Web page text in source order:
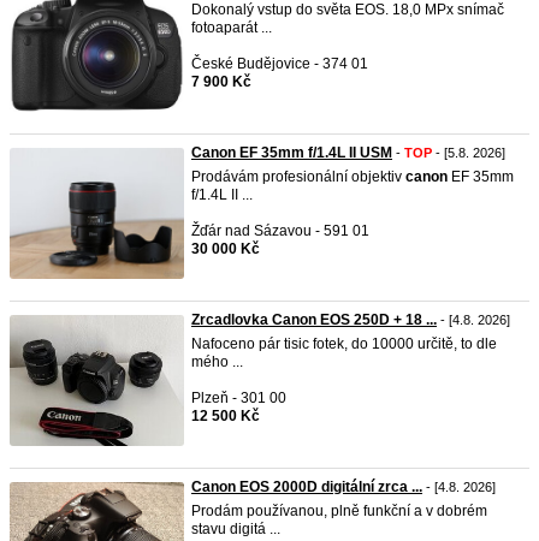
Dokonalý vstup do světa EOS. 18,0 MPx snímač
fotoaparát ...
České Budějovice - 374 01
7 900 Kč
Canon EF 35mm f/1.4L II USM - TOP - [5.8. 2026]
Prodávám profesionální objektiv canon EF 35mm
f/1.4L II ...
Žďár nad Sázavou - 591 01
30 000 Kč
Zrcadlovka Canon EOS 250D + 18 ... - [4.8. 2026]
Nafoceno pár tisic fotek, do 10000 určitě, to dle
mého ...
Plzeň - 301 00
12 500 Kč
Canon EOS 2000D digitální zrca ... - [4.8. 2026]
Prodám používanou, plně funkční a v dobrém
stavu digitá ...